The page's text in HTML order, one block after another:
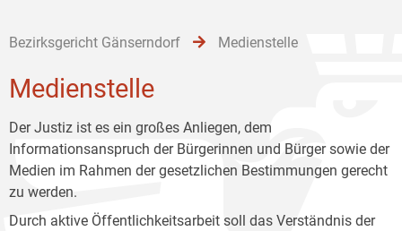
Bezirksgericht Gänserndorf Medienstelle
Medienstelle
Der Justiz ist es ein großes Anliegen, dem
Informationsanspruch der Bürgerinnen und Bürger sowie der
Medien im Rahmen der gesetzlichen Bestimmungen gerecht
zu werden.
Durch aktive Öffentlichkeitsarbeit soll das Verständnis der